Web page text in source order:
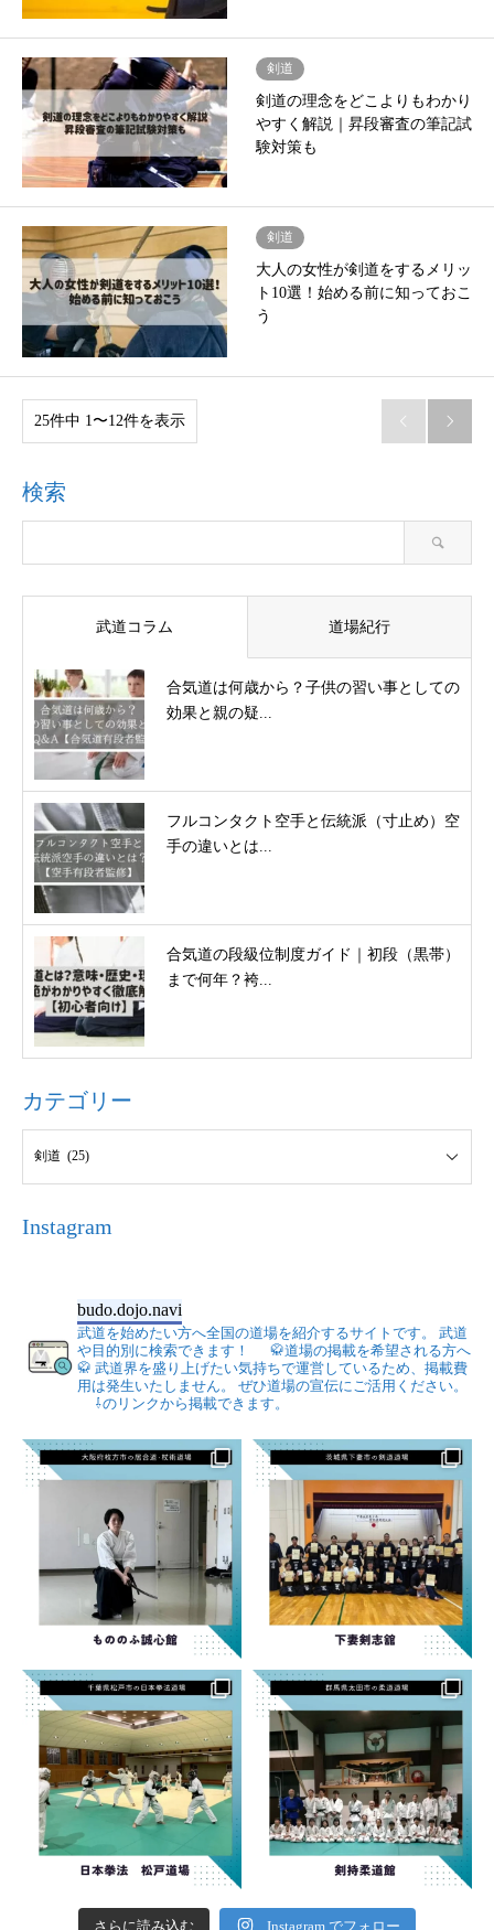
剣道
剣道の理念をどこよりもわかり
やすく解説｜昇段審査の筆記試
験対策も
剣道
大人の女性が剣道をするメリッ
ト10選！始める前に知っておこ
う
25件中 1〜12件を表示  
検索
武道コラム 道場紀行
合気道は何歳から？子供の習い事としての
効果と親の疑...
フルコンタクト空手と伝統派（寸止め）空
手の違いとは...
合気道の段級位制度ガイド｜初段（黒帯）
まで何年？袴...
カテゴリー
Instagram
budo.dojo.navi
武道を始めたい方へ全国の道場を紹介するサイトです。
武道
や目的別に検索できます！
🥋道場の掲載を希望される方へ
🥋 武道界を盛り上げたい気持ちで運営しているため、掲載費
用は発生いたしません。
ぜひ道場の宣伝にご活用ください。
⇩のリンクから掲載できます。
さらに読み込む Instagram でフォロー